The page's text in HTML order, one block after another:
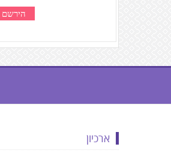
ארכיון